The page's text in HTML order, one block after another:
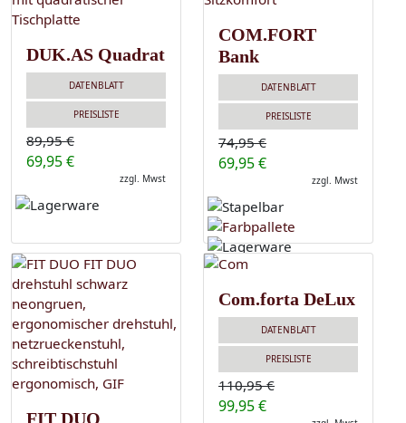
DUK.AS Quadrat
DATENBLATT
PREISLISTE
89,95 €
69,95 €
zzgl. Mwst
COM.FORT
Bank
DATENBLATT
PREISLISTE
74,95 €
69,95 €
zzgl. Mwst
FIT DUO
Com.forta DeLux
DATENBLATT
PREISLISTE
110,95 €
99,95 €